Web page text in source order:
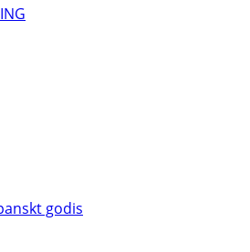
godis